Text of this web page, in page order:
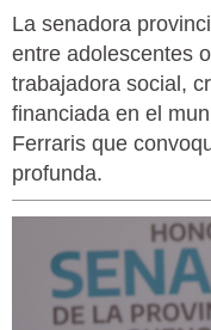
La senadora
entre adolescentes
trabajadora social,
financiada en el
Ferraris que
profunda.